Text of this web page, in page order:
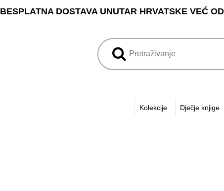
BESPLATNA DOSTAVA UNUTAR HRVATSKE VEĆ
Kolekcije Dječje knjige